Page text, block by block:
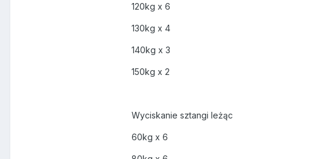
120kg x 6
130kg x 4
140kg x 3
150kg x 2
Wyciskanie sztangi leżąc
60kg x 6